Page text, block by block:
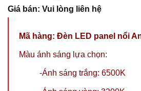
Giá bán: Vui lòng liên hệ
Mã hàng: Đèn LED panel nổi
Màu ánh sáng lựa chọn:
-Ánh sáng trắng: 6500K